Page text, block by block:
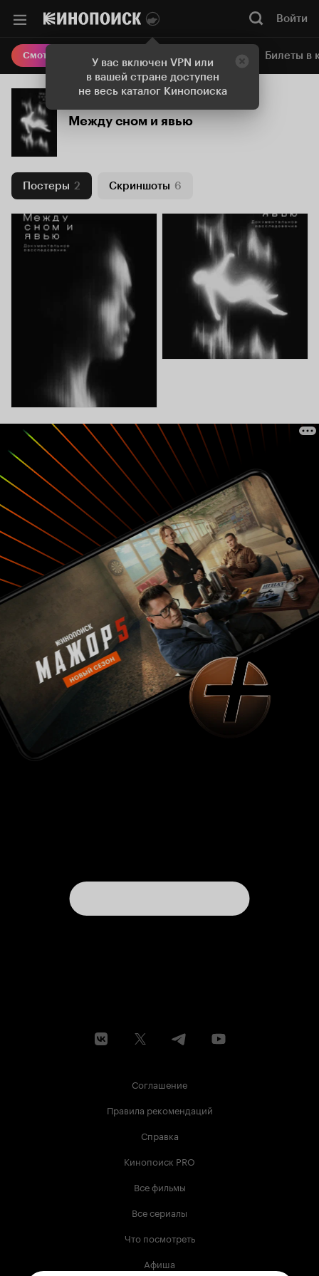
У вас включен VPN или
в вашей стране доступен
не весь каталог Кинопоиска
Войти
Смотреть кино Онлайн-кинотеатр Билеты в
Между сном и явью
Постеры 2 Скриншоты 6
Соглашение
Правила рекомендаций
Справка
Кинопоиск PRO
Все фильмы
Все сериалы
Что посмотреть
Афиша